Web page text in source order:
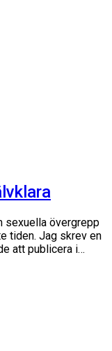
sexuella övergrepp
tiden. Jag skrev en
att publicera i…